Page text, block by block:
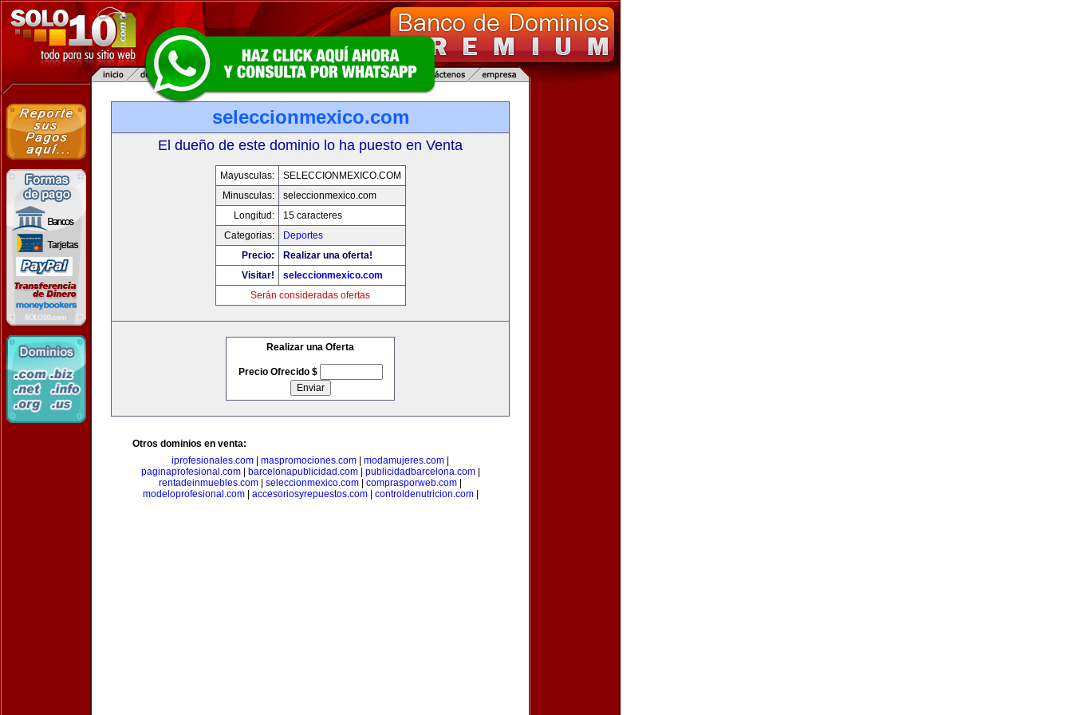
seleccionmexico.com
El dueño de este dominio lo ha puesto en Venta
Mayusculas:
SELECCIONMEXICO.COM
Minusculas:
seleccionmexico.com
Longitud:
15 caracteres
Categorias:
Deportes
Precio:
Realizar una oferta!
Visitar!
seleccionmexico.com
Serán consideradas ofertas
Realizar una Oferta
Precio Ofrecido $
Otros dominios en venta:
iprofesionales.com
maspromociones.com modamujeres.com
paginaprofesional.com| barcelonapublicidad.com| publicidadbarcelona.com|
rentadeinmuebles.com
seleccionmexico.com comprasporweb.com
modeloprofesional.com| accesoriosyrepuestos.com| controldenutricion.com|